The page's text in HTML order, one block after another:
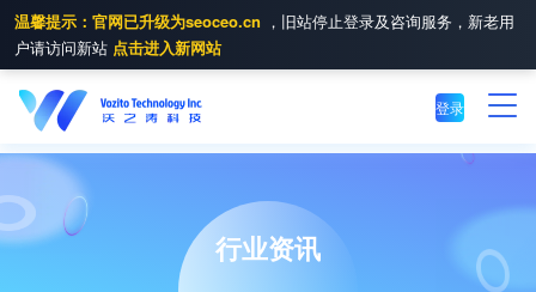
温馨提示：官网已升级为seoceo.cn ，旧站停止登录及咨询服务，新老用
户请访问新站 点击进入新网站
登录
行业资讯